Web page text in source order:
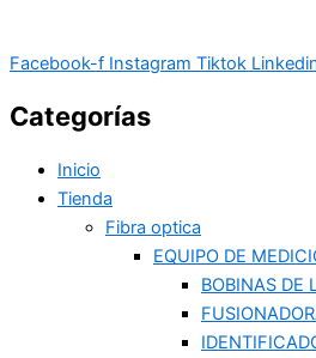
Facebook-f Instagram Tiktok
Categorías
Inicio
Tienda
Fibra optica
EQUIPO DE
BOBINAS DE